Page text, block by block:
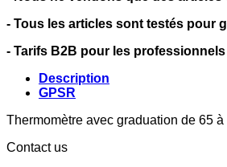
- Tous les articles sont testés pour
- Tarifs B2B pour les professionnels
Description
GPSR
Thermomètre avec graduation de 65
Contact us